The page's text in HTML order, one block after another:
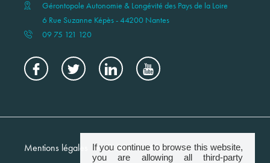
Gérontopole Autonomie & Longévité des Pays de la Loire
6 Rue Suzanne Képès - 44200 Nantes
09 75 121 120
Mentions légales CréditsMenu
footerNewsletter
If you continue to browse this website,
you are allowing all third-party